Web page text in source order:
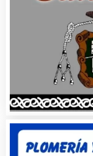
Almacenaje
Alquiler de
Alquiler de
Alquiler de